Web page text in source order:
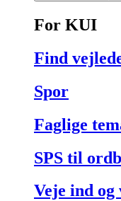
For KUI
Find
Spor
Faglige
SPS til
Veje ind